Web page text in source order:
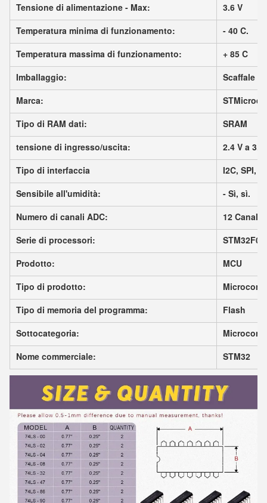
Tensione di alimentazione - Max:
3.6 V
Temperatura minima di funzionamento:
- 40 C.
Temperatura massima di funzionamento:
+ 85 C
Imballaggio:
Scaffale
Marca:
Tipo di RAM dati:
SRAM
tensione di ingresso/uscita:
2.4 V a 3.6
Tipo di interfaccia
I2C, SPI,
Sensibile all'umidità:
- Sì, sì.
Numero di canali ADC:
12 Canale
Serie di processori:
Prodotto:
MCU
Tipo di prodotto:
Tipo di memoria del programma:
Flash
Sottocategoria:
Nome commerciale:
STM32